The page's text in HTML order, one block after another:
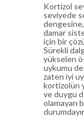
Kortizol
seviyede
dengesine,
damar
için bir
Sürekli
yükselen
uykumu
zaten iyi
kortizolün
ve duygu
olamayan